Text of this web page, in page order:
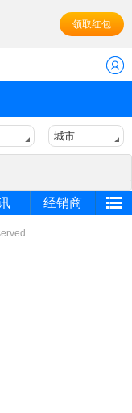
领取红包
城市
经销商